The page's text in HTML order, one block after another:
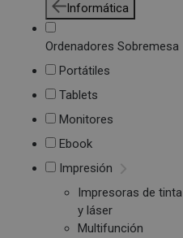
Informática
Ordenadores Sobremesa
Portátiles
Tablets
Monitores
Ebook
Impresión
Impresoras de tinta
y láser
Multifunción